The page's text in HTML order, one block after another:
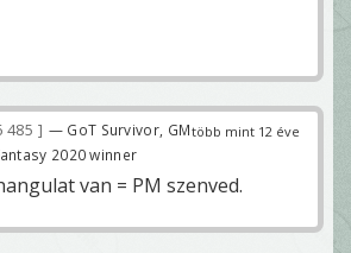
több mint 12 éve
485
— GoT Survivor, GM
2020 winner
van = PM szenved.